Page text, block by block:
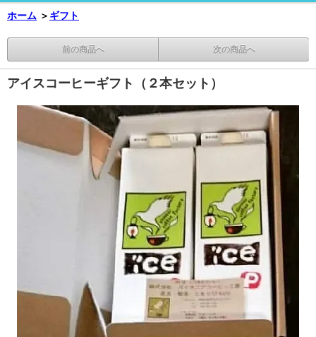
ホーム ＞ ギフト
前の商品へ 次の商品へ
アイスコーヒーギフト（２本セット）